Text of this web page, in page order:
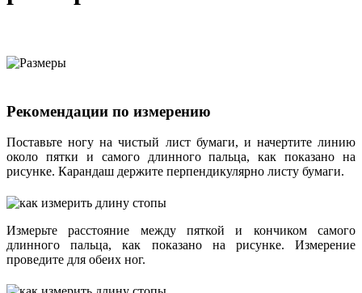
Рекомендации по измерению
Поставьте ногу на чистый лист бумаги, и начертите линию
около пятки и самого длинного пальца, как показано на
рисунке. Карандаш держите перпендикулярно листу бумаги.
Измерьте расстояние между пяткой и кончиком самого
длинного пальца, как показано на рисунке. Измерение
проведите для обеих ног.